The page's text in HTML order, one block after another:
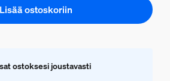
Lisää ostoskoriin
ostoksesi joustavasti